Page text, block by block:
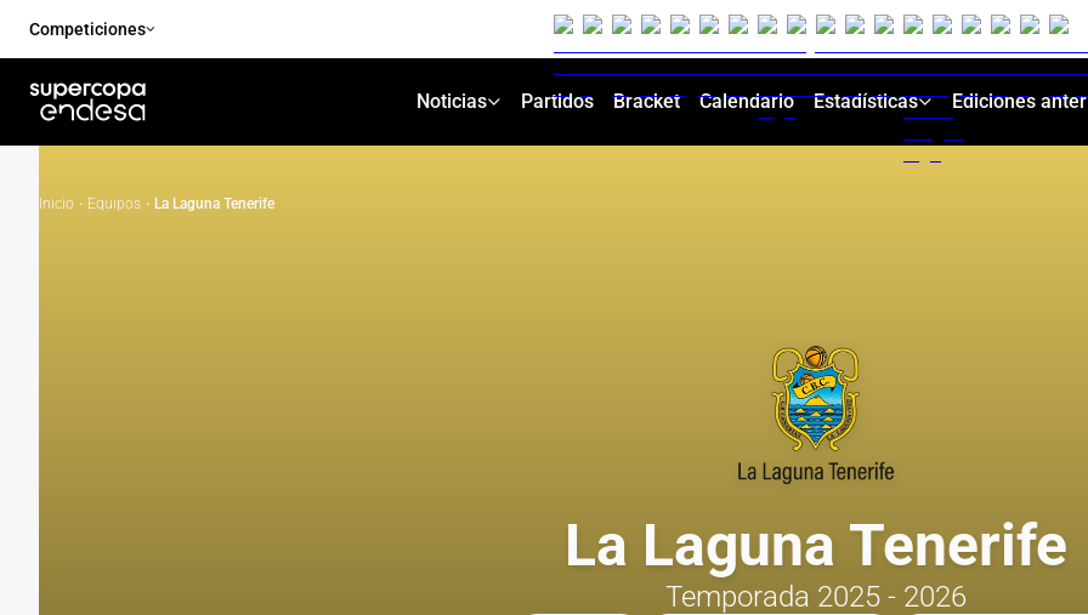
Competiciones
Noticias Partidos Bracket Calendario Estadísticas Ediciones
Inicio · Equipos · La Laguna Tenerife
La Laguna Tenerife
Temporada 2025 - 2026